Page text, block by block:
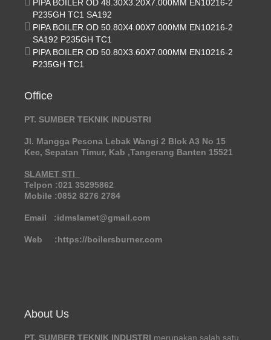
PIPA BOILER OD 48.30X3.20X7.000MM EN10216-2
P235GH TC1 SA192
PIPA BOILER OD 50.80X4.00X7.000MM EN10216-2
SA192 P235GH TC1
PIPA BOILER OD 50.80X3.60X7.000MM EN10216-2
P235GH TC1
Office
PT. SUMBER TEKNIK INDUSTRI
Jl. Mangga Pesona Lebak Wangi 2 Blok A3 No 15
Kec, Sepatan Timur, Kab ,Tangerang Banten 15521
SLAMET STI
Telpon :021 35295862
Mobile :0852 8276 2784
Email :idmslamet@gmail.com
Web :https://boilersburner.com
About Us
PT. SUMBER TEKNIK INDUSTRI merupakan salah satu